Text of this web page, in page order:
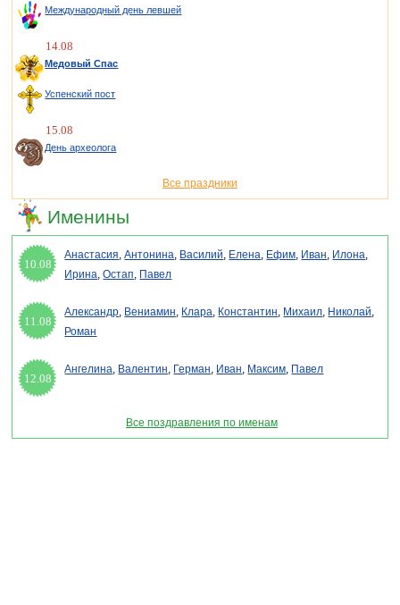
Международный день левшей
14.08
Медовый Спас
Успенский пост
15.08
День археолога
Все праздники
Именины
10.08
Анастасия,Антонина, Василий, Елена, Ефим, Иван, Илона,
Ирина,Остап, Павел
11.08
Александр, Вениамин, Клара, Константин, Михаил, Николай,
Роман
12.08
Ангелина, Валентин, Герман, Иван, Максим, Павел
Все поздравления по именам